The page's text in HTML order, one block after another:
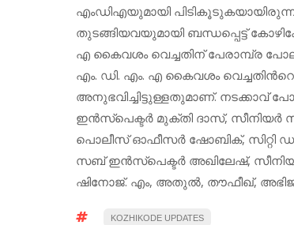
എംഡിഎയുമായി
തുടങ്ങിയവയുമായി ബന്ധപ്പെട്ട്
എ കൈവശം വെച്ചതിന് പേരാമ്പ്ര
എം. ഡി. എം. എ കൈവശം
അനുഭവിച്ചിട്ടുള്ളതുമാണ്. നടക്കാവ്
ഇൻസ്പെക്ടർ മുക്തി ദാസ്, സീനിയർ
പൊലീസ് ഓഫീസർ ഷോബിക്, സിറ്റി
സബ് ഇൻസ്പെക്ടർ അഖിലേഷ്,
ഷിനോജ്. എം, അതുൽ, തൗഫീഖ്,
KOZHIKODE UPDATES